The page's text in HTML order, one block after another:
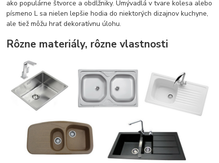
ako populárne štvorce a obdĺžniky. Umývadlá v tvare kolesa alebo
písmeno L sa nielen lepšie hodia do niektorých dizajnov kuchyne,
ale tiež môžu hrať dekoratívnu úlohu.
Rôzne materiály, rôzne vlastnosti